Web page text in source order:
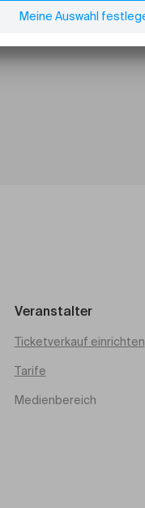
Veranstalter
Ticketverkauf einrichten
Tarife
Medienbereich